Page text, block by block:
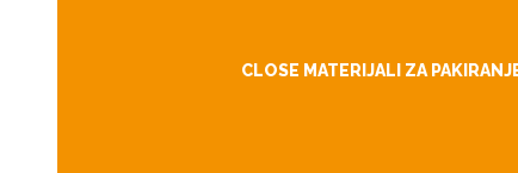
CLOSE MATERIJALI ZA